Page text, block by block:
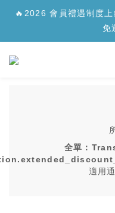
✨【新品上市】合生元
安心
🔥2026 會員禮遇制度
免
✨【新品上市】合生元
全單：
適用